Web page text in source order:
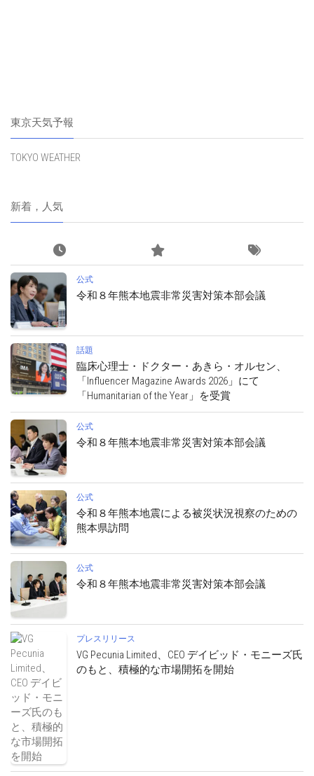
東京天気予報
TOKYO WEATHER
新着，人気
公式
令和８年熊本地震非常災害対策本部会議
話題
臨床心理士・ドクター・あきら・オルセン、
「Influencer Magazine Awards 2026」にて
「Humanitarian of the Year」を受賞
公式
令和８年熊本地震非常災害対策本部会議
公式
令和８年熊本地震による被災状況視察のための
熊本県訪問
公式
令和８年熊本地震非常災害対策本部会議
プレスリリース
VG Pecunia Limited、CEO デイビッド・モニーズ氏
のもと、積極的な市場開拓を開始